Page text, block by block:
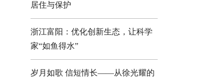
居住与保护
浙江富阳：优化创新生态，让科学
家“如鱼得水”
岁月如歌 信短情长——从徐光耀的